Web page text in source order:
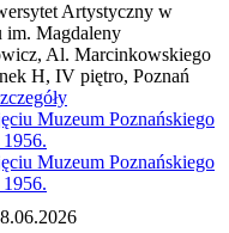
Artystyczny w
im. Magdaleny
Al. Marcinkowskiego
H, IV piętro, Poznań